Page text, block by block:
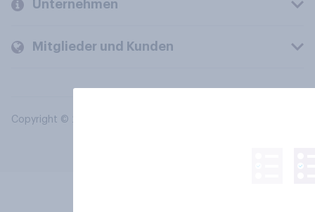
Unternehmen
Mitglieder und Kunden
Copyright © 2026 YouGov PLC. Alle Rechte vorbehalten.